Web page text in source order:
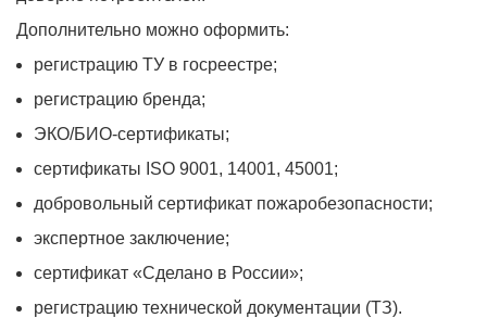
Дополнительно можно оформить:
регистрацию ТУ в госреестре;
регистрацию бренда;
ЭКО/БИО-сертификаты;
сертификаты ISO 9001, 14001, 45001;
добровольный сертификат пожаробезопасности;
экспертное заключение;
сертификат «Сделано в России»;
регистрацию технической документации (ТЗ).